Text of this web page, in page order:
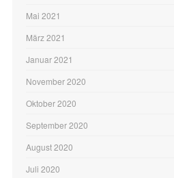
Mai 2021
März 2021
Januar 2021
November 2020
Oktober 2020
September 2020
August 2020
Juli 2020